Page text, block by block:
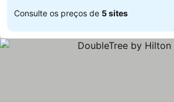
Consulte os preços de 5 sites